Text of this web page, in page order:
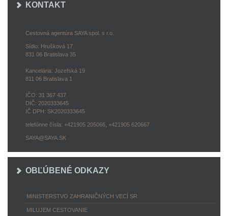
KONTAKT
Cestovná agentúra SAYA spol. s r.o.
Sídlo: Hrušková 17
831 06 Bratislava 35
Kancelária: Jozefská 19
811 06 Bratislava 1
IČO: 31 367 437
DIČ: 2020333645
IČ DPH: SK2020333645
telefónne čísla: +421905 205066, +421905 620667
SAYA@SAYA.SK
OBĽÚBENÉ ODKAZY
MINISTERSTVO ZAHRANIČNÝCH VECÍ SR
MILUJEM CESTOVANIE